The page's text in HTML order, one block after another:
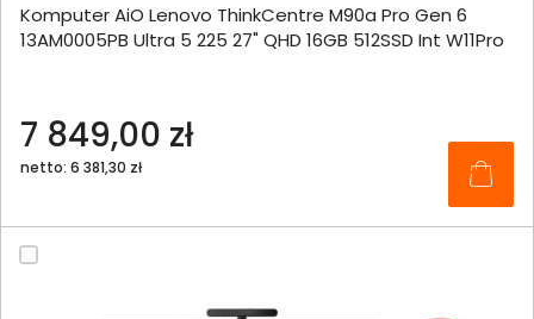
Komputer AiO Lenovo ThinkCentre M90a Pro Gen 6
13AM0005PB Ultra 5 225 27" QHD 16GB 512SSD Int W11Pro
7 849,00 zł
netto: 6 381,30 zł